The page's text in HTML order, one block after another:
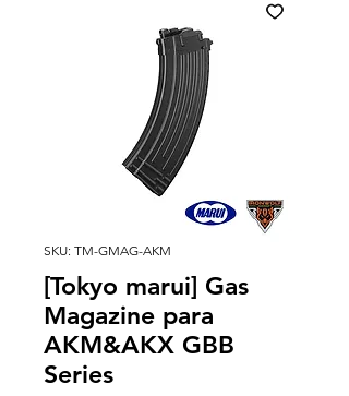
SKU: TM-GMAG-AKM
[Tokyo marui] Gas
Magazine para
AKM&AKX GBB
Series